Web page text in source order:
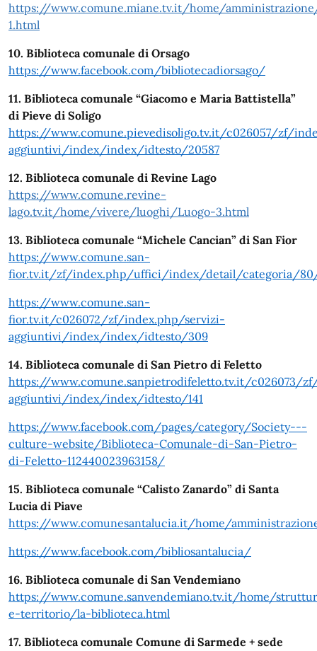
https://www.comune.miane.tv.it/home/
1.html
10. Biblioteca comunale di Orsago
https://www.facebook.com/bibliotecadiorsago/
11. Biblioteca comunale “Giacomo e Maria Battistella”
di Pieve di Soligo
https://www.comune.pievedisoligo.tv.it/c026057/zf/
aggiuntivi/index/index/idtesto/20587
12. Biblioteca comunale di Revine Lago
https://www.comune.revine-
lago.tv.it/home/vivere/luoghi/Luogo-3.html
13. Biblioteca comunale “Michele Cancian” di San Fior
https://www.comune.san-
fior.tv.it/zf/index.php/uffici/index/detail/categoria/
https://www.comune.san-
fior.tv.it/c026072/zf/index.php/servizi-
aggiuntivi/index/index/idtesto/309
14. Biblioteca comunale di San Pietro di Feletto
https://www.comune.sanpietrodifeletto.tv.it/c026073/
aggiuntivi/index/index/idtesto/141
https://www.facebook.com/pages/category/Society---
culture-website/Biblioteca-Comunale-di-San-Pietro-
di-Feletto-112440023963158/
15. Biblioteca comunale “Calisto Zanardo” di Santa
Lucia di Piave
https://www.comunesantalucia.it/home/
https://www.facebook.com/bibliosantalucia/
16. Biblioteca comunale di San Vendemiano
https://www.comune.sanvendemiano.tv.it/home/
e-territorio/la-biblioteca.html
17. Biblioteca comunale Comune di Sarmede + sede